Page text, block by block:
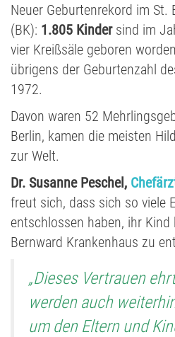
Neuer Geburtenrekord im St.
(BK): 1.805 Kindersind im
vier Kreißsäle geboren
übrigens der Geburtenzahl
1972.
Davon waren 52
Berlin, kamen die meisten
zur Welt.
Dr. Susanne Peschel,
freut sich, dass sich so viele
entschlossen haben, ihr
Bernward Krankenhaus zu
„Dieses Vertrauen
werden auch
um den Eltern und